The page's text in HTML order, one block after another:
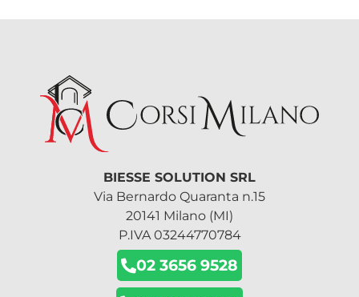
BIESSE SOLUTION SRL
Via Bernardo Quaranta n.15
20141 Milano (MI)
P.IVA 03244770784
02 3656 9528